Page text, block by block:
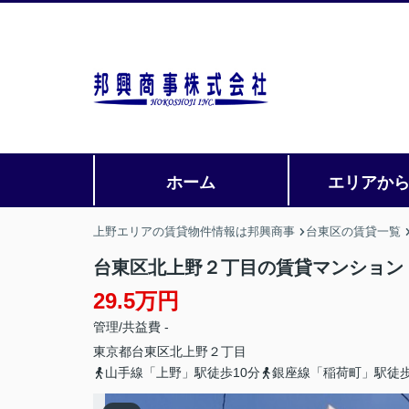
ホーム エリアか
上野エリアの賃貸物件情報は邦興商事 台東区の賃貸一覧
台東区北上野２丁目の賃貸マンション
29.5万円
管理/共益費 -
東京都台東区北上野２丁目
山手線「上野」駅徒歩10分
銀座線「稲荷町」駅徒